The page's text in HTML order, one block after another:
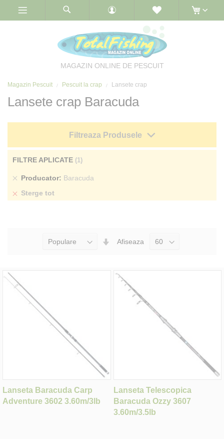
MAGAZIN ONLINE DE PESCUIT
Magazin Pescuit Pescuit la crap Lansete crap
Lansete crap Baracuda
Seteaza
Afiseaza
Lanseta Baracuda Carp
Adventure 3602 3.60m/3lb
Lanseta Telescopica
Baracuda Ozzy 3607
3.60m/3.5lb
Filtreaza Produsele
FILTRE APLICATE
Producator Baracuda
Sterge
Sterge tot